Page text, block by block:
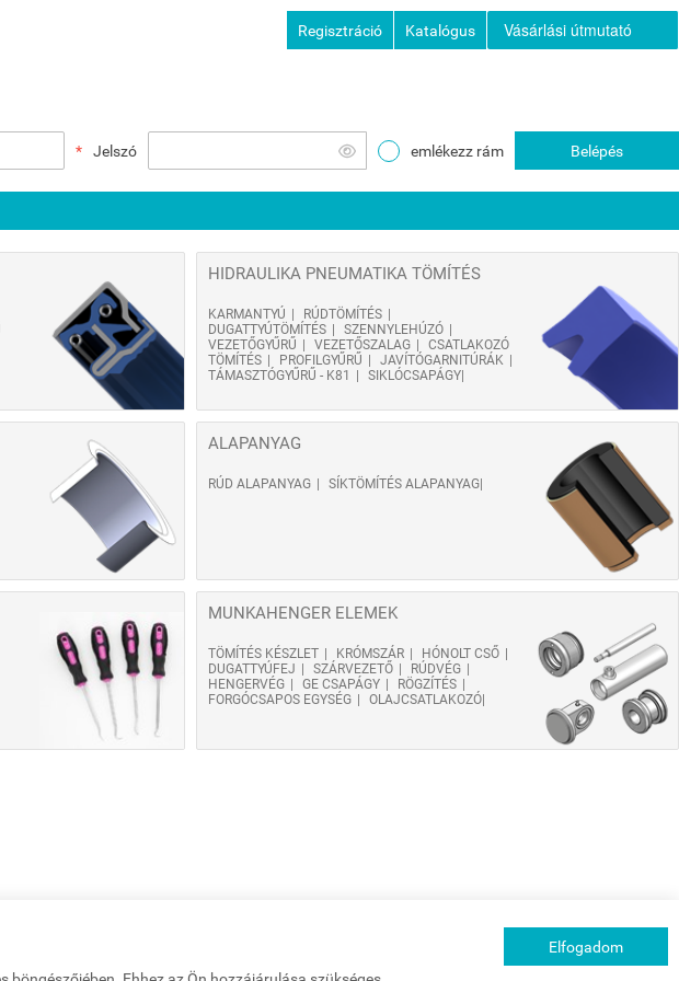
Regisztráció Katalógus Vásárlási útmutató
Jelszó emlékezz rám Belépés
HIDRAULIKA PNEUMATIKA TÖMÍTÉS
KARMANTYÚ
RÚDTÖMÍTÉS
DUGATTYÚTÖMÍTÉS
SZENNYLEHÚZÓ
VEZETŐGYŰRŰ
VEZETŐSZALAG
CSATLAKOZÓ
TÖMÍTÉS
PROFILGYŰRŰ
JAVÍTÓGARNITÚRÁK
TÁMASZTÓGYŰRŰ - K81
SIKLÓCSAPÁGY
ALAPANYAG
RÚD ALAPANYAG SÍKTÖMÍTÉS ALAPANYAG
MUNKAHENGER ELEMEK
TÖMÍTÉS KÉSZLET KRÓMSZÁR
HÓNOLT CSŐ
DUGATTYÚFEJ
SZÁRVEZETŐ
RÚDVÉG
HENGERVÉG
GE CSAPÁGY
RÖGZÍTÉS
FORGÓCSAPOS EGYSÉG
OLAJCSATLAKOZÓ
Elfogadom